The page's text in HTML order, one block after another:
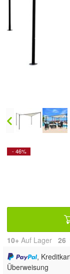
- 46%
10+ Auf Lager 26
,
Überweisung